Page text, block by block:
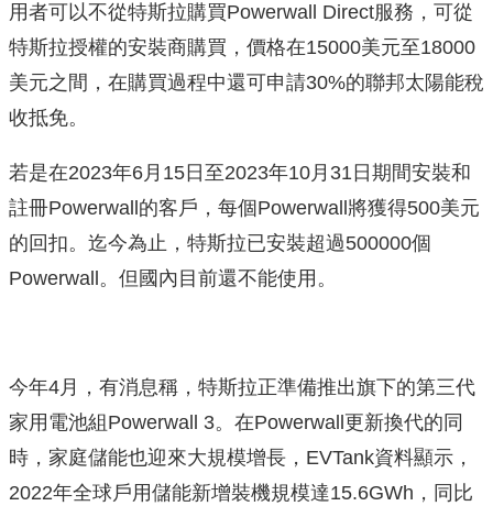
用者可以不從特斯拉購買Powerwall Direct服務，可從
特斯拉授權的安裝商購買，價格在15000美元至18000
美元之間，在購買過程中還可申請30%的聯邦太陽能稅
收抵免。
若是在2023年6月15日至2023年10月31日期間安裝和
註冊Powerwall的客戶，每個Powerwall將獲得500美元
的回扣。迄今為止，特斯拉已安裝超過500000個
Powerwall。但國內目前還不能使用。
今年4月，有消息稱，特斯拉正準備推出旗下的第三代
家用電池組Powerwall 3。在Powerwall更新換代的同
時，家庭儲能也迎來大規模增長，EVTank資料顯示，
2022年全球戶用儲能新增裝機規模達15.6GWh，同比